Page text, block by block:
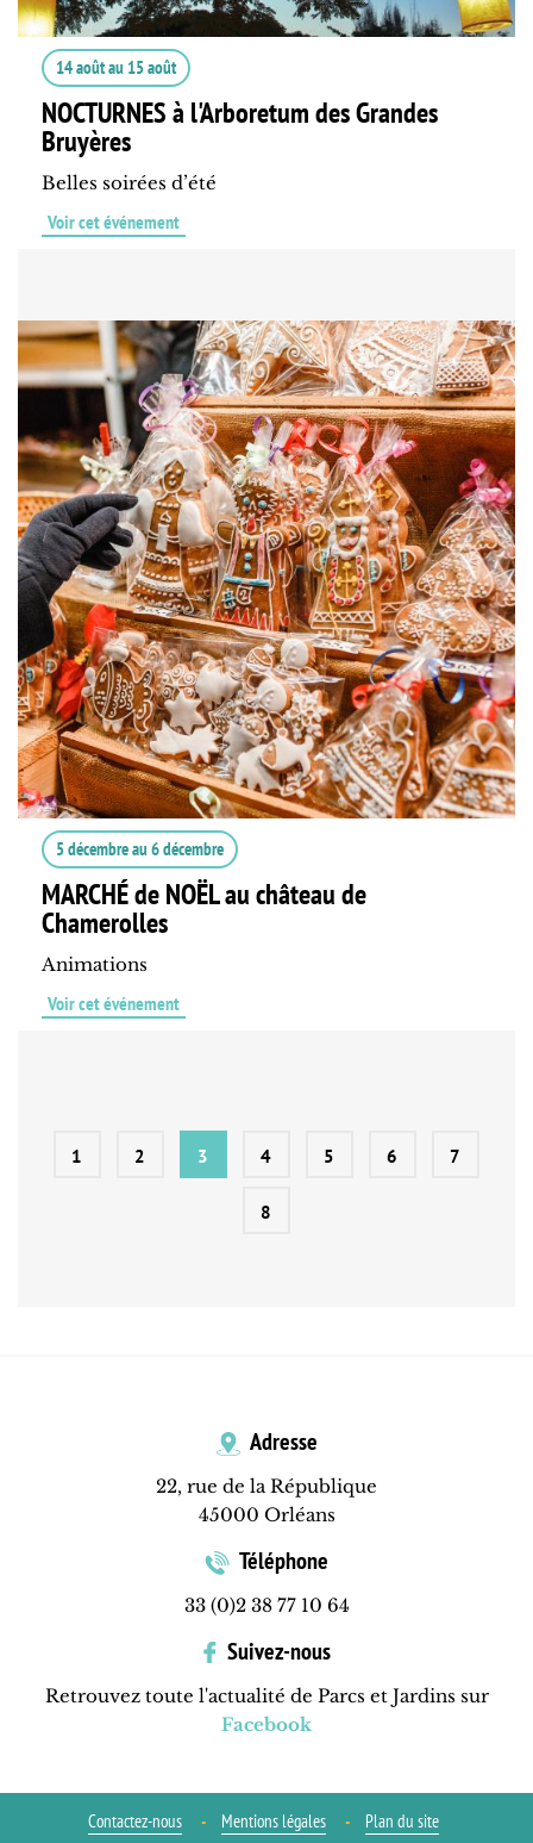
14 aoûtau 15 août
NOCTURNES à l'Arboretum des Grandes
Bruyères
Belles soirées d’été
Voir cet événement
5 décembreau6 décembre
MARCHÉ de NOËL au château de
Chamerolles
Animations
Voir cet événement
1 2 3 4 5 6 7
8
Adresse
22, rue de la République
45000 Orléans
Téléphone
33 (0)2 38 77 10 64
Suivez-nous
Retrouvez toute l'actualité de Parcs et Jardins sur
Facebook
Contactez-nous Mentions légales Plan du site